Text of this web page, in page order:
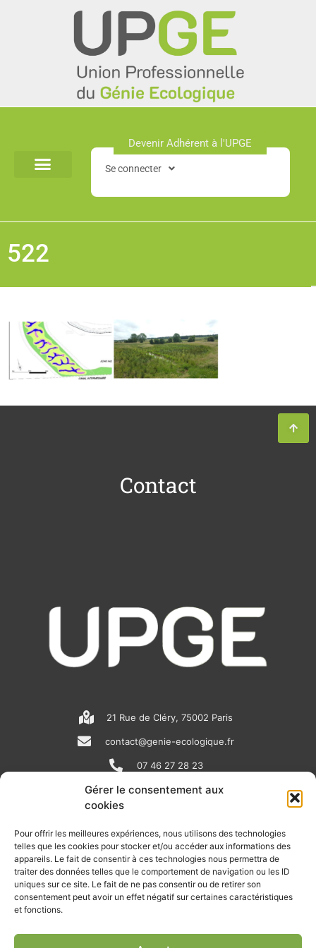
Gérer le consentement aux
cookies
Pour offrir les meilleures expériences, nous utilisons des technologies
telles que les cookies pour stocker et/ou accéder aux informations des
appareils. Le fait de consentir à ces technologies nous permettra de
traiter des données telles que le comportement de navigation ou les ID
uniques sur ce site. Le fait de ne pas consentir ou de retirer son
consentement peut avoir un effet négatif sur certaines caractéristiques
et fonctions.
Devenir Adhérent à l'UPGE​
Se connecter
522
Contact
21 Rue de Cléry, 75002 Paris
contact@genie-ecologique.fr
07 46 27 28 23
N
e
w
s
p
p
i
n
k
e
i
o
u
t
u
e
RECEVOIR L'ACTU DE LA FILIÈRE
Retrouvez tous les mois les articles terrain de nos adhérents, les
rendez-vous importants de la filière, nos offres de stages et